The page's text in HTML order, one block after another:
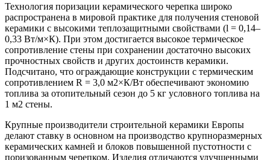
Технология поризации керамического черепка широко
распространена в мировой практике для получения стеновой
керамики с высокими теплозащитными свойствами (l = 0,14–
0,33 Вт/м×К). При этом достигается высокое термическое
сопротивление стены при сохранении достаточно высоких
прочностных свойств и других достоинств керамики.
Подсчитано, что ограждающие конструкции с термическим
сопротивлением R = 3,0 м2×К/Вт обеспечивают экономию
топлива за отопительный сезон до 5 кг условного топлива на
1 м2 стены.
Крупные производители строительной керамики Европы
делают ставку в основном на производство крупноразмерных
керамических камней и блоков повышенной пустотности с
поризованным черепком. Изделия отличаются улучшенными